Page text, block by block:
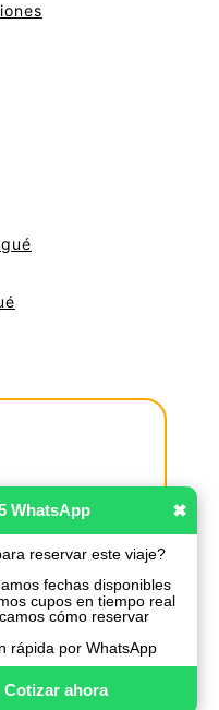
WhatsApp ✖
reservar este viaje?
fechas disponibles
cupos en tiempo real
cómo reservar
rápida por WhatsApp
Cotizar ahora
365. Todos los
diseño y gráficos de
leyes de derechos de